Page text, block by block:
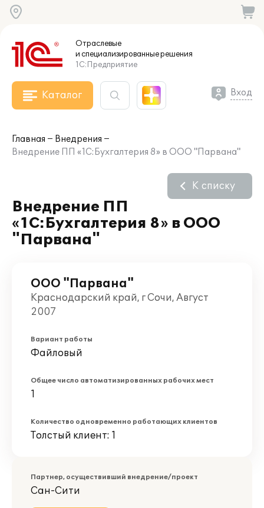
Отраслевые
и специализированныерешения
1С:Предприятие
Каталог Вход
Главная
Внедрения
Внедрение ПП «1С:Бухгалтерия 8» в ООО "Парвана"
Внедрение ПП
«1С:Бухгалтерия 8» в ООО
"Парвана"
К списку
ООО "Парвана"
Краснодарский край, г Сочи, Август
2007
Вариант работы
Файловый
Общее число автоматизированных рабочих мест
1
Количество одновременно работающих клиентов
Толстый клиент: 1
Партнер, осуществивший внедрение/проект
Сан-Сити